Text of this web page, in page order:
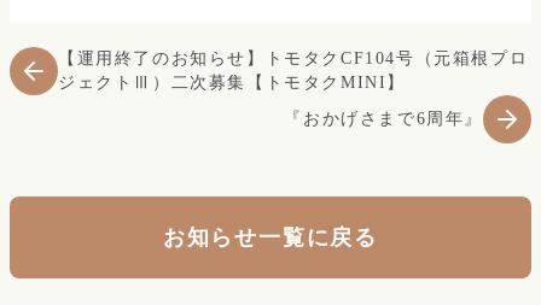
【運用終了のお知らせ】トモタクCF104号（元箱根プロ
ジェクトⅢ）二次募集【トモタクMINI】
『おかげさまで6周年』
お知らせ一覧に戻る